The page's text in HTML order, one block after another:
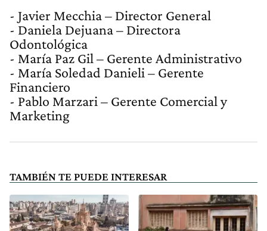
- Javier Mecchia – Director General
- Daniela Dejuana – Directora
Odontológica
- María Paz Gil – Gerente Administrativo
- María Soledad Danieli – Gerente
Financiero
- Pablo Marzari – Gerente Comercial y
Marketing
TAMBIÉN TE PUEDE INTERESAR